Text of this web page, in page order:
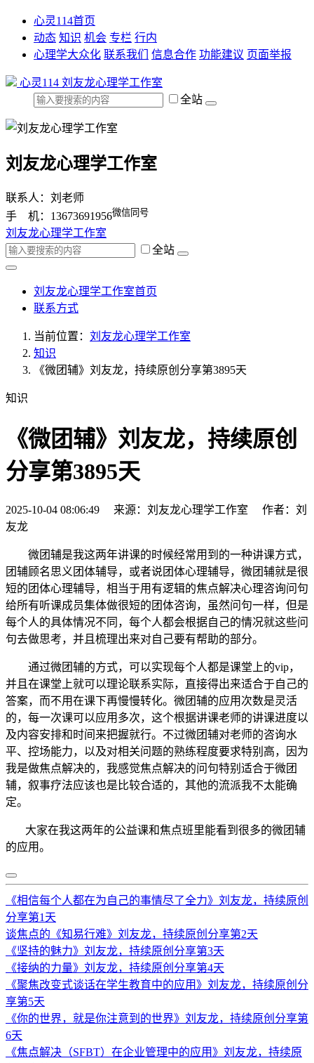
心灵114首页
动态 知识 机会 专栏 行内
心理学大众化 联系我们 信息合作 功能建议 页面举报
心灵114 刘友龙心理学工作室
全站
刘友龙心理学工作室
联系人：刘老师
手 机：13673691956微信同号
刘友龙心理学工作室
全站
刘友龙心理学工作室首页
联系方式
当前位置： 刘友龙心理学工作室
知识
《微团辅》刘友龙，持续原创分享第3895天
知识
《微团辅》刘友龙，持续原创
分享第3895天
2025-10-04 08:06:49 来源：刘友龙心理学工作室 作者：刘
友龙
微团辅是我这两年讲课的时候经常用到的一种讲课方式，
团辅顾名思义团体辅导，或者说团体心理辅导，微团辅就是很
短的团体心理辅导，相当于用有逻辑的焦点解决心理咨询问句
给所有听课成员集体做很短的团体咨询，虽然问句一样，但是
每个人的具体情况不同，每个人都会根据自己的情况就这些问
句去做思考，并且梳理出来对自己要有帮助的部分。
通过微团辅的方式，可以实现每个人都是课堂上的vip，
并且在课堂上就可以理论联系实际，直接得出来适合于自己的
答案，而不用在课下再慢慢转化。微团辅的应用次数是灵活
的，每一次课可以应用多次，这个根据讲课老师的讲课进度以
及内容安排和时间来把握就行。不过微团辅对老师的咨询水
平、控场能力，以及对相关问题的熟练程度要求特别高，因为
我是做焦点解决的，我感觉焦点解决的问句特别适合于微团
辅，叙事疗法应该也是比较合适的，其他的流派我不太能确
定。
大家在我这两年的公益课和焦点班里能看到很多的微团辅
的应用。
《相信每个人都在为自己的事情尽了全力》刘友龙，持续原创
分享第1天
谈焦点的《知易行难》刘友龙，持续原创分享第2天
《坚持的魅力》刘友龙，持续原创分享第3天
《接纳的力量》刘友龙，持续原创分享第4天
《聚焦改变式谈话在学生教育中的应用》刘友龙，持续原创分
享第5天
《你的世界，就是你注意到的世界》刘友龙，持续原创分享第
6天
《焦点解决（SFBT）在企业管理中的应用》刘友龙，持续原